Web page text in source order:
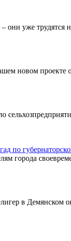
они уже
новом
по
города
в Демянском